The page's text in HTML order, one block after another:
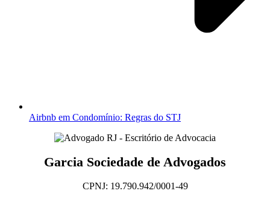
Airbnb em Condomínio: Regras do STJ
Garcia Sociedade de Advogados
CPNJ: 19.790.942/0001-49